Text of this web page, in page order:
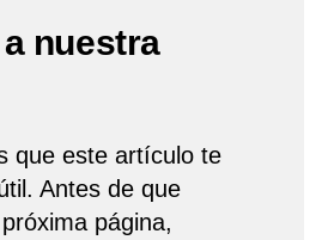
nuestra
que este artículo te
Antes de que
página,